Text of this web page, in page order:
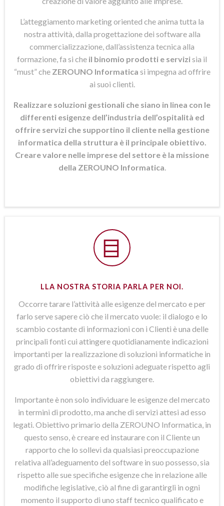
L’atteggiamento marketing oriented che anima tutta la
nostra attività, dalla progettazione dei software alla
commercializzazione, dall’assistenza tecnica alla
formazione, fa si che il binomio prodotti e servizisia il
“must” che ZEROUNO Informatica si impegna ad offrire
ai suoi clienti.
Realizzare soluzioni gestionali che siano in linea con le
differenti esigenze dell’industria dell’ospitalità ed
offrire servizi che supportino il cliente nella gestione
informatica della struttura è il principale obiettivo.
Creare valore nelle imprese del settore è la missione
della ZEROUNO Informatica
LLA NOSTRA STORIA PARLA PER NOI.
Occorre tarare l’attività alle esigenze del mercato e per
farlo serve sapere ciò che il mercato vuole: il dialogo e lo
scambio costante di informazioni con i Clienti è una delle
principali fonti cui attingere quotidianamente indicazioni
importanti per la realizzazione di soluzioni informatiche in
grado di offrire risposte e soluzioni adeguate rispetto agli
obiettivi da raggiungere.
Importante è non solo individuare le esigenze del mercato
in termini di prodotto, ma anche di servizi attesi ad esso
legati. Obiettivo primario della ZEROUNO Informatica, in
questo senso, è creare ed instaurare con il Cliente un
rapporto che lo sollevi da qualsiasi preoccupazione
relativa all’adeguamento del software in suo possesso, sia
rispetto alle sue specifiche esigenze che in relazione alle
modifiche legislative, ciò al fine di garantirgli in ogni
momento il supporto di uno staff tecnico qualificato e